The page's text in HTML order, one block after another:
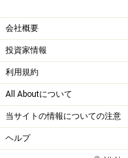
信制限がかかります。
ローミング提供は
人口カバー率70％を
ング提供を終了しま
府・奈良県の一部地域
安定して楽天回線が
会社概要
投資家情報
利用規約
All Aboutについて
当サイトの情報についての注意
ヘルプ